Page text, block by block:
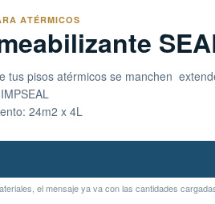
ATÉRMICOS
tus pisos atérmicos se manchen
IMPSEAL
24m2 x 4L
el mensaje ya va con las cantidades